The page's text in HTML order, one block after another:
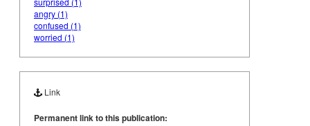
angry (1)
confused (1)
worried (1)
Link
Permanent link to this publication: